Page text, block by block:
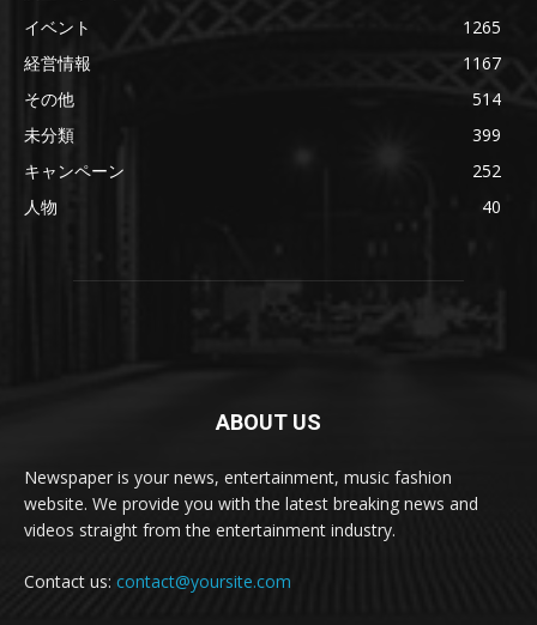
イベント
1265
経営情報
1167
その他
514
未分類
399
キャンペーン
252
人物
40
ABOUT US
Newspaper is your news, entertainment, music fashion
website. We provide you with the latest breaking news and
videos straight from the entertainment industry.
Contact us: contact@yoursite.com